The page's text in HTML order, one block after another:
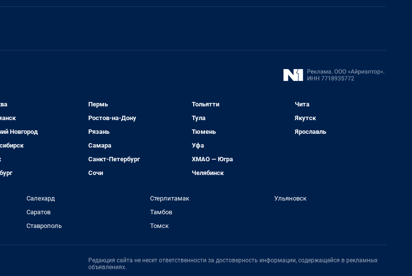
Новгород
Пермь
Ростов-на-Дону
Рязань
Самара
Санкт-Петербург
Сочи
Тольятти
Тула
Тюмень
Уфа
ХМАО — Югра
Челябинск
Чита
Якутск
Ярославль
Салехард
Саратов
Ставрополь
Стерлитамак
Тамбов
Томск
Ульяновск
Редакция сайта не несет ответственности за достоверность информации, содержащейся в рекламных
объявлениях.